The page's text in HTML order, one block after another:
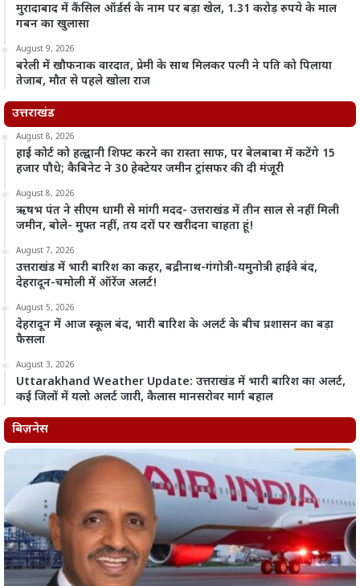
मुरादाबाद में कैंसिल ऑर्डर्स के नाम पर बड़ा खेल, 1.31 करोड़ रुपये के माल
गबन का खुलासा
August 9, 2026
बरेली में खौफनाक वारदात, प्रेमी के साथ मिलकर पत्नी ने पति को पिलाया
तेजाब, मौत से पहले खोला राज
उत्तराखंड
August 8, 2026
हाई कोर्ट को हल्द्वानी शिफ्ट करने का रास्ता साफ, पर बेलबाबा में कटेंगे 15
हजार पौधे; कैबिनेट ने 30 हेक्टेयर जमीन ट्रांसफर की दी मंजूरी
August 8, 2026
ऋषभ पंत ने सीएम धामी से मांगी मदद- उत्तराखंड में तीन साल से नहीं मिली
जमीन, बोले- मुफ्त नहीं, तय दरों पर खरीदना चाहता हूं!
August 7, 2026
उत्तराखंड में भारी बारिश का कहर, बद्रीनाथ-गंगोत्री-यमुनोत्री हाईवे बंद,
देहरादून-चमोली में ऑरेंज अलर्ट!
August 5, 2026
देहरादून में आज स्कूल बंद, भारी बारिश के अलर्ट के बीच प्रशासन का बड़ा
फैसला
August 3, 2026
Uttarakhand Weather Update: उत्तराखंड में भारी बारिश का अलर्ट,
कई जिलों में यलो अलर्ट जारी, कैलास मानसरोवर मार्ग बहाल
बिज़नेस